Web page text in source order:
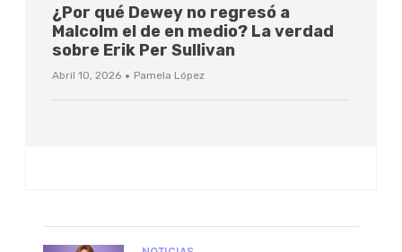
¿Por qué Dewey no regresó a
Malcolm el de en medio? La verdad
sobre Erik Per Sullivan
Abril 10, 2026 · Pamela López